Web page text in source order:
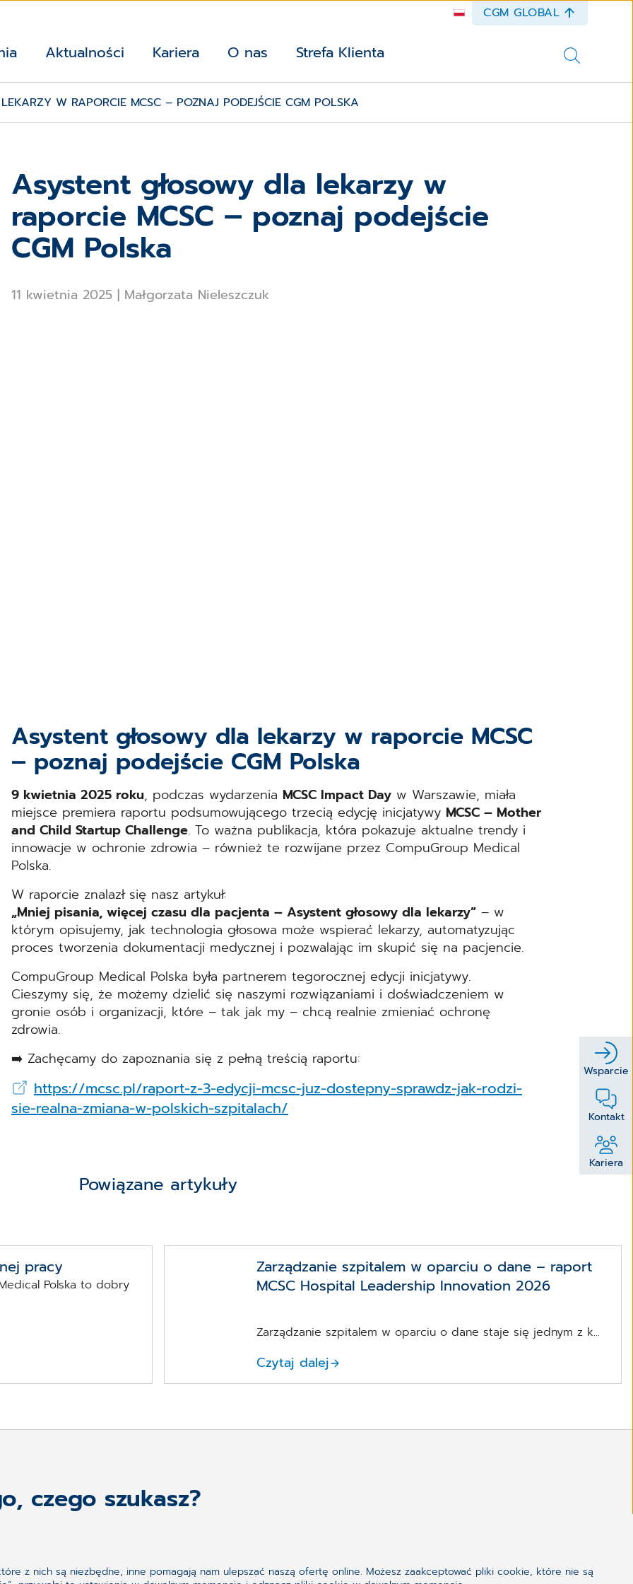
Wsparcie
Kontakt
Kariera
CGM GLOBAL
Aktualności Kariera O nas Strefa Klienta
W RAPORCIE MCSC – POZNAJ PODEJŚCIE CGM POLSKA
Asystent głosowy dla lekarzy w
raporcie MCSC – poznaj podejście
CGM Polska
11 kwietnia 2025 | Małgorzata Nieleszczuk
Asystent głosowy dla lekarzy w raporcie MCSC
– poznaj podejście CGM Polska
9 kwietnia 2025 roku, podczas wydarzenia MCSC Impact Day w Warszawie, miała
miejsce premiera raportu podsumowującego trzecią edycję inicjatywy MCSC – Mother
and Child Startup Challenge. To ważna publikacja, która pokazuje aktualne trendy i
innowacje w ochronie zdrowia – również te rozwijane przez CompuGroup Medical
Polska.
W raporcie znalazł się nasz artykuł:
„Mniej pisania, więcej czasu dla pacjenta – Asystent głosowy dla lekarzy” – w
którym opisujemy, jak technologia głosowa może wspierać lekarzy, automatyzując
proces tworzenia dokumentacji medycznej i pozwalając im skupić się na pacjencie.
CompuGroup Medical Polska była partnerem tegorocznej edycji inicjatywy.
Cieszymy się, że możemy dzielić się naszymi rozwiązaniami i doświadczeniem w
gronie osób i organizacji, które – tak jak my – chcą realnie zmieniać ochronę
zdrowia.
➡️ Zachęcamy do zapoznania się z pełną treścią raportu:
https://mcsc.pl/raport-z-3-edycji-mcsc-juz-dostepny-sprawdz-jak-rodzi-
sie-realna-zmiana-w-polskich-szpitalach/
Powiązane artykuły
pracy
Polska to dobry
Zarządzanie szpitalem w oparciu o dane – raport
MCSC Hospital Leadership Innovation 2026
Zarządzanie szpitalem w oparciu o dane staje się jednym z k...
Czytaj dalej
czego szukasz?
z nich są niezbędne, inne pomagają nam ulepszać naszą ofertę online. Możesz zaakceptować pliki cookie, które nie są